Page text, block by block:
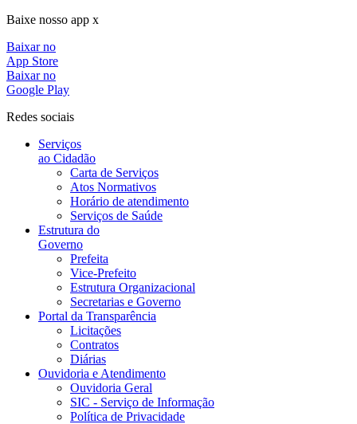
Baixe nosso app x
Baixar no
App Store
Baixar no
Google Play
Redes sociais
Serviços
ao Cidadão
Carta de Serviços
Atos Normativos
Horário de atendimento
Serviços de Saúde
Estrutura do
Governo
Prefeita
Vice-Prefeito
Estrutura Organizacional
Secretarias e Governo
Portal da Transparência
Licitações
Contratos
Diárias
Ouvidoria e Atendimento
Ouvidoria Geral
SIC - Serviço de Informação
Política de Privacidade